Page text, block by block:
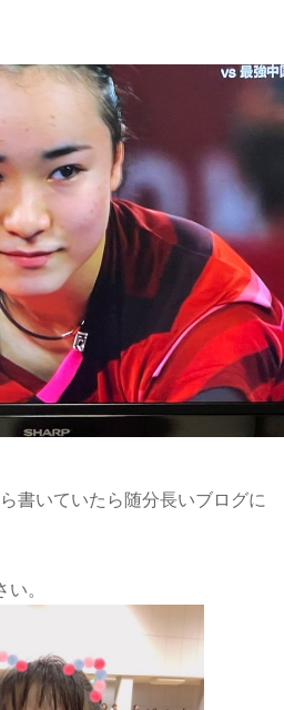
書いていたら随分長いブログに
。